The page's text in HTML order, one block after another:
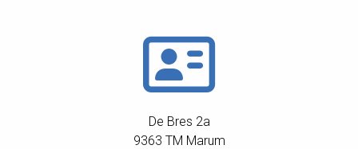
De Bres 2a
9363 TM Marum